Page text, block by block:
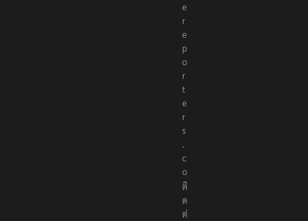
e
r
e
p
o
r
t
e
r
s
.
c
o
ติ
ด
ต่